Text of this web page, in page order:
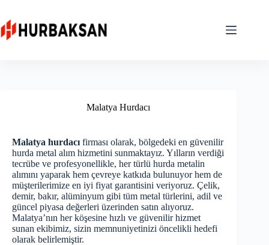
content
Malatya Hurdacı
Malatya hurdacı firması olarak, bölgedeki en güvenilir
hurda metal alım hizmetini sunmaktayız. Yılların verdiği
tecrübe ve profesyonellikle, her türlü hurda metalin
alımını yaparak hem çevreye katkıda bulunuyor hem de
müşterilerimize en iyi fiyat garantisini veriyoruz. Çelik,
demir, bakır, alüminyum gibi tüm metal türlerini, adil ve
güncel piyasa değerleri üzerinden satın alıyoruz.
Malatya’nın her köşesine hızlı ve güvenilir hizmet
sunan ekibimiz, sizin memnuniyetinizi öncelikli hedefi
olarak belirlemiştir.